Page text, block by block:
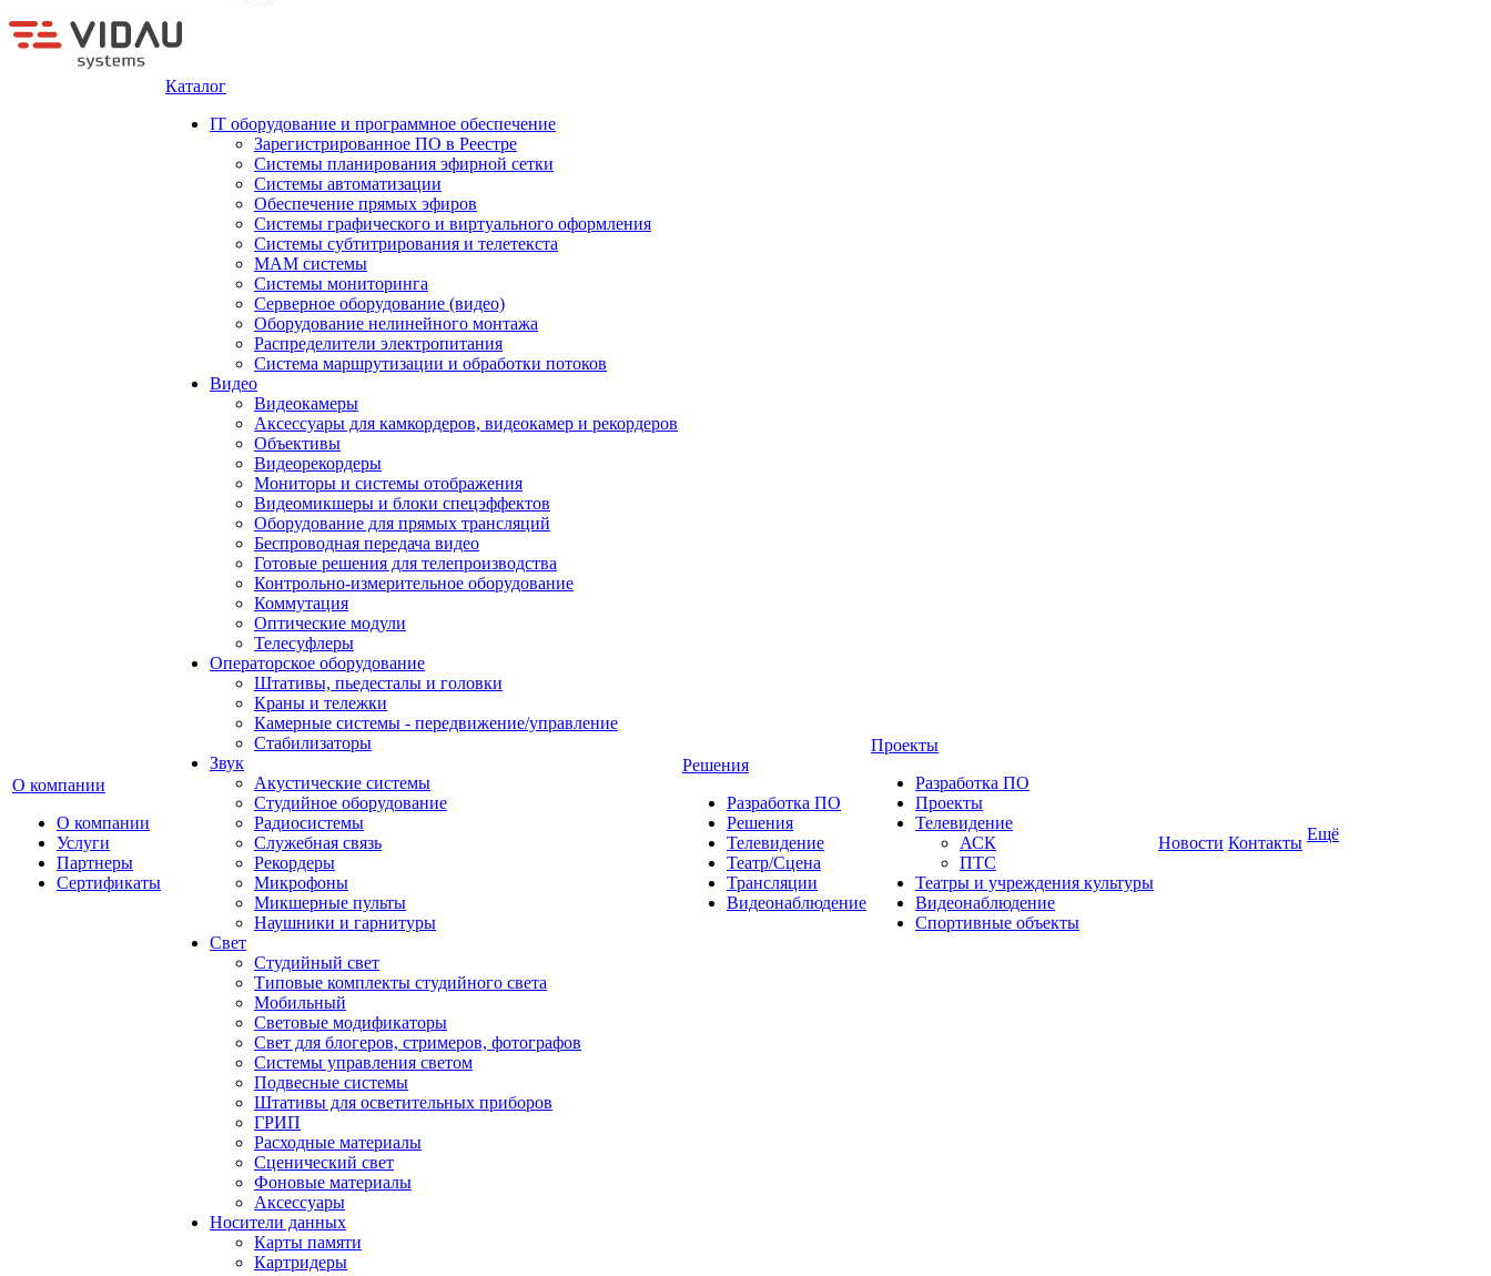
О компании
О компании
Услуги
Партнеры
Сертификаты
Каталог
IT оборудование и программное обеспечение
Зарегистрированное ПО в Реестре
Системы планирования эфирной сетки
Системы автоматизации
Обеспечение прямых эфиров
Системы графического и виртуального оформления
Системы субтитрирования и телетекста
MAM системы
Системы мониторинга
Серверное оборудование (видео)
Оборудование нелинейного монтажа
Распределители электропитания
Система маршрутизации и обработки потоков
Видео
Видеокамеры
Аксессуары для камкордеров, видеокамер и рекордеров
Объективы
Видеорекордеры
Мониторы и системы отображения
Видеомикшеры и блоки спецэффектов
Оборудование для прямых трансляций
Беспроводная передача видео
Готовые решения для телепроизводства
Контрольно-измерительное оборудование
Коммутация
Оптические модули
Телесуфлеры
Операторское оборудование
Штативы, пьедесталы и головки
Краны и тележки
Камерные системы - передвижение/управление
Стабилизаторы
Звук
Акустические системы
Студийное оборудование
Радиосистемы
Служебная связь
Рекордеры
Микрофоны
Микшерные пульты
Наушники и гарнитуры
Свет
Студийный свет
Типовые комплекты студийного света
Мобильный
Световые модификаторы
Свет для блогеров, стримеров, фотографов
Системы управления светом
Подвесные системы
Штативы для осветительных приборов
ГРИП
Расходные материалы
Сценический свет
Фоновые материалы
Аксессуары
Носители данных
Карты памяти
Картридеры
Решения
Разработка ПО
Решения
Телевидение
Театр/Сцена
Трансляции
Видеонаблюдение
Проекты
Разработка ПО
Проекты
Телевидение
АСК
ПТС
Театры и учреждения культуры
Видеонаблюдение
Спортивные объекты
Новости Контакты Ещё